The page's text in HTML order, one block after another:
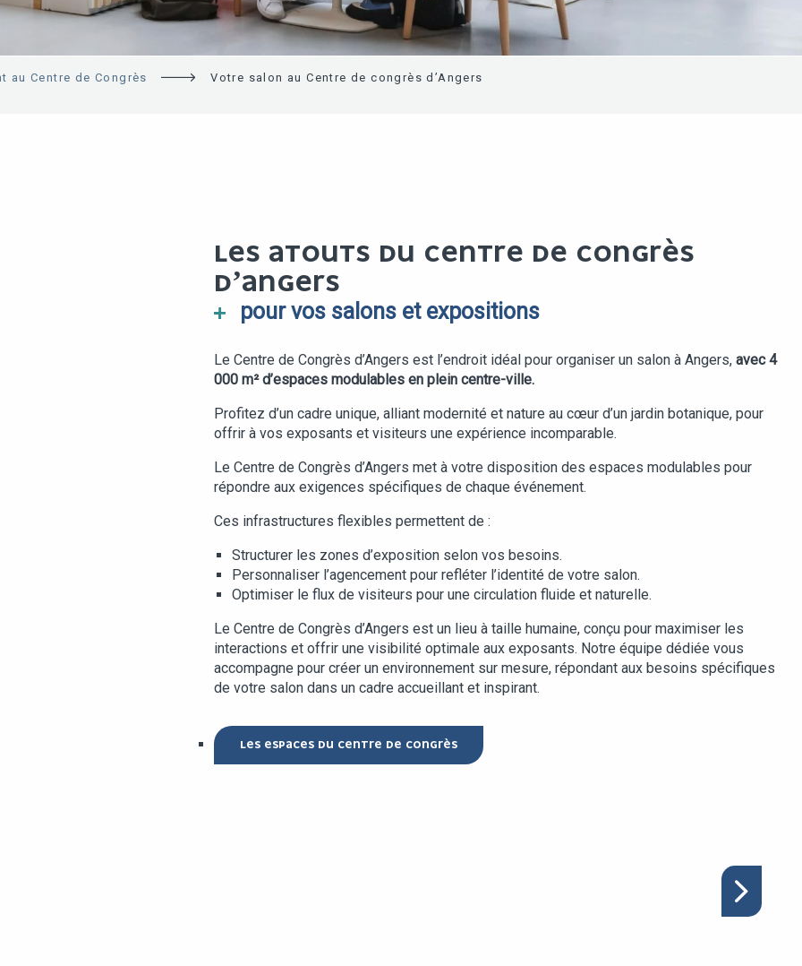
au Centre de Congrès Votre salon au Centre de congrès d’Angers
LES ATOUTS DU CENTRE DE CONGRÈS
D’ANGERS
pour vos salons et expositions
Le Centre de Congrès d’Angers est l’endroit idéal pour organiser un salon à Angers, avec 4
000 m² d’espaces modulables en plein centre-ville.
Profitez d’un cadre unique, alliant modernité et nature au cœur d’un jardin botanique, pour
offrir à vos exposants et visiteurs une expérience incomparable.
Le Centre de Congrès d’Angers met à votre disposition des espaces modulables pour
répondre aux exigences spécifiques de chaque événement.
Ces infrastructures flexibles permettent de :
Structurer les zones d’exposition selon vos besoins.
Personnaliser l’agencement pour refléter l’identité de votre salon.
Optimiser le flux de visiteurs pour une circulation fluide et naturelle.
Le Centre de Congrès d’Angers est un lieu à taille humaine, conçu pour maximiser les
interactions et offrir une visibilité optimale aux exposants. Notre équipe dédiée vous
accompagne pour créer un environnement sur mesure, répondant aux besoins spécifiques
de votre salon dans un cadre accueillant et inspirant.
LES ESPACES DU CENTRE DE CONGRÈS